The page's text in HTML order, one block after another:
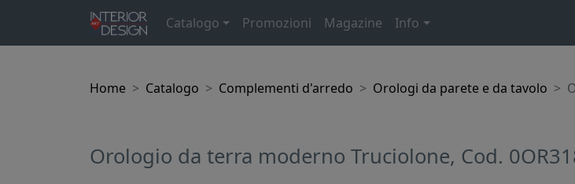
Catalogo Promozioni Magazine Info
Home Catalogo Complementi d'arredo Orologi da parete e da tavolo
Orologio da terra moderno Truciolone, Cod.